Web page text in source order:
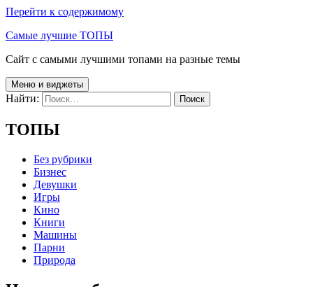
Перейти к содержимому
Самые лучшие ТОПЫ
Сайт с самыми лучшими топами на разные темы
Меню и виджеты
Найти:
ТОПЫ
Без рубрики
Бизнес
Девушки
Игры
Кино
Книги
Машины
Парни
Природа